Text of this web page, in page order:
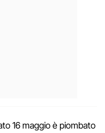
16 maggio è piombato